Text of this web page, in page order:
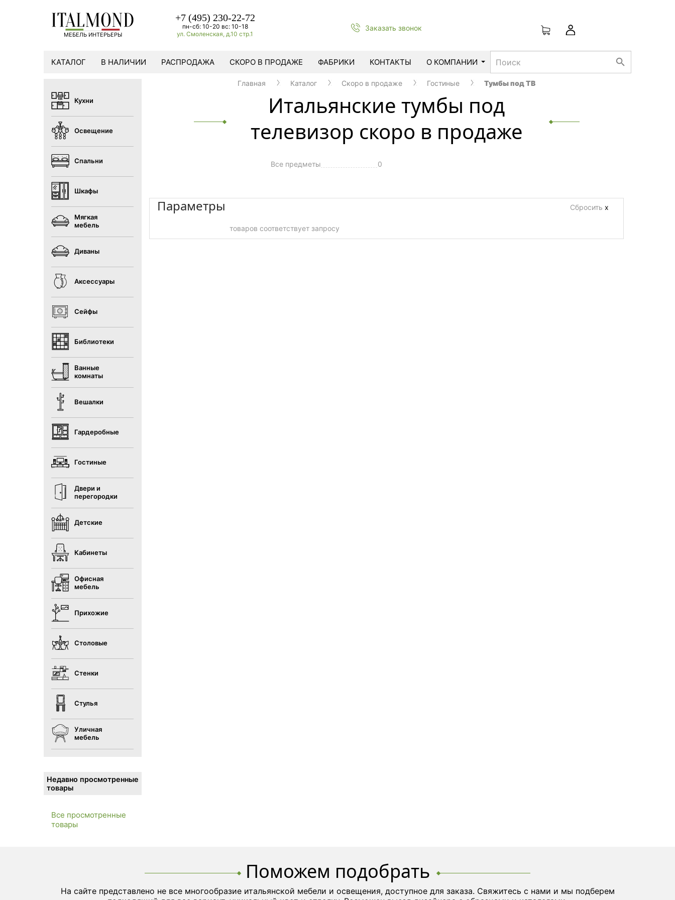
МЕБЕЛЬ ИНТЕРЬЕРЫ
+7 (495) 230-22-72
пн-сб: 10-20 вс: 10-18
ул. Смоленская, д.10 стр.1
Заказать звонок
КАТАЛОГ В НАЛИЧИИ РАСПРОДАЖА СКОРО В ПРОДАЖЕ ФАБРИКИ КОНТАКТЫ О КОМПАНИИ search
Кухни
Освещение
Спальни
Шкафы
Мягкая
мебель
Диваны
Аксессуары
Сейфы
Библиотеки
Ванные
комнаты
Вешалки
Гардеробные
Гостиные
Двери и
перегородки
Детские
Кабинеты
Офисная
мебель
Прихожие
Столовые
Стенки
Стулья
Уличная
мебель
Недавно просмотренные
товары
Все просмотренные
товары
Главная Каталог Cкоро в продаже Гостиные Тумбы под ТВ
Итальянские тумбы под
телевизор скоро в продаже
Все предметы 0
Параметры Сбросить х
товаров соответствует запросу
Поможем подобрать
На сайте представлено не все многообразие итальянской мебели и освещения, доступное для заказа. Свяжитесь с нами и мы подберем